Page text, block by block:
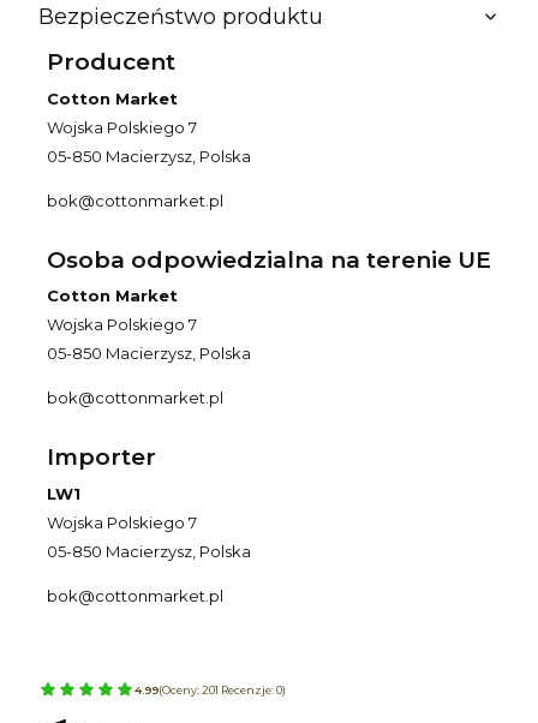
Bezpieczeństwo produktu
Producent
Cotton Market
Wojska Polskiego 7
05-850 Macierzysz, Polska
bok@cottonmarket.pl
Osoba odpowiedzialna na terenie UE
Cotton Market
Wojska Polskiego 7
05-850 Macierzysz, Polska
bok@cottonmarket.pl
Importer
LW1
Wojska Polskiego 7
05-850 Macierzysz, Polska
bok@cottonmarket.pl
4.99(Oceny: 201 Recenzje: 0)